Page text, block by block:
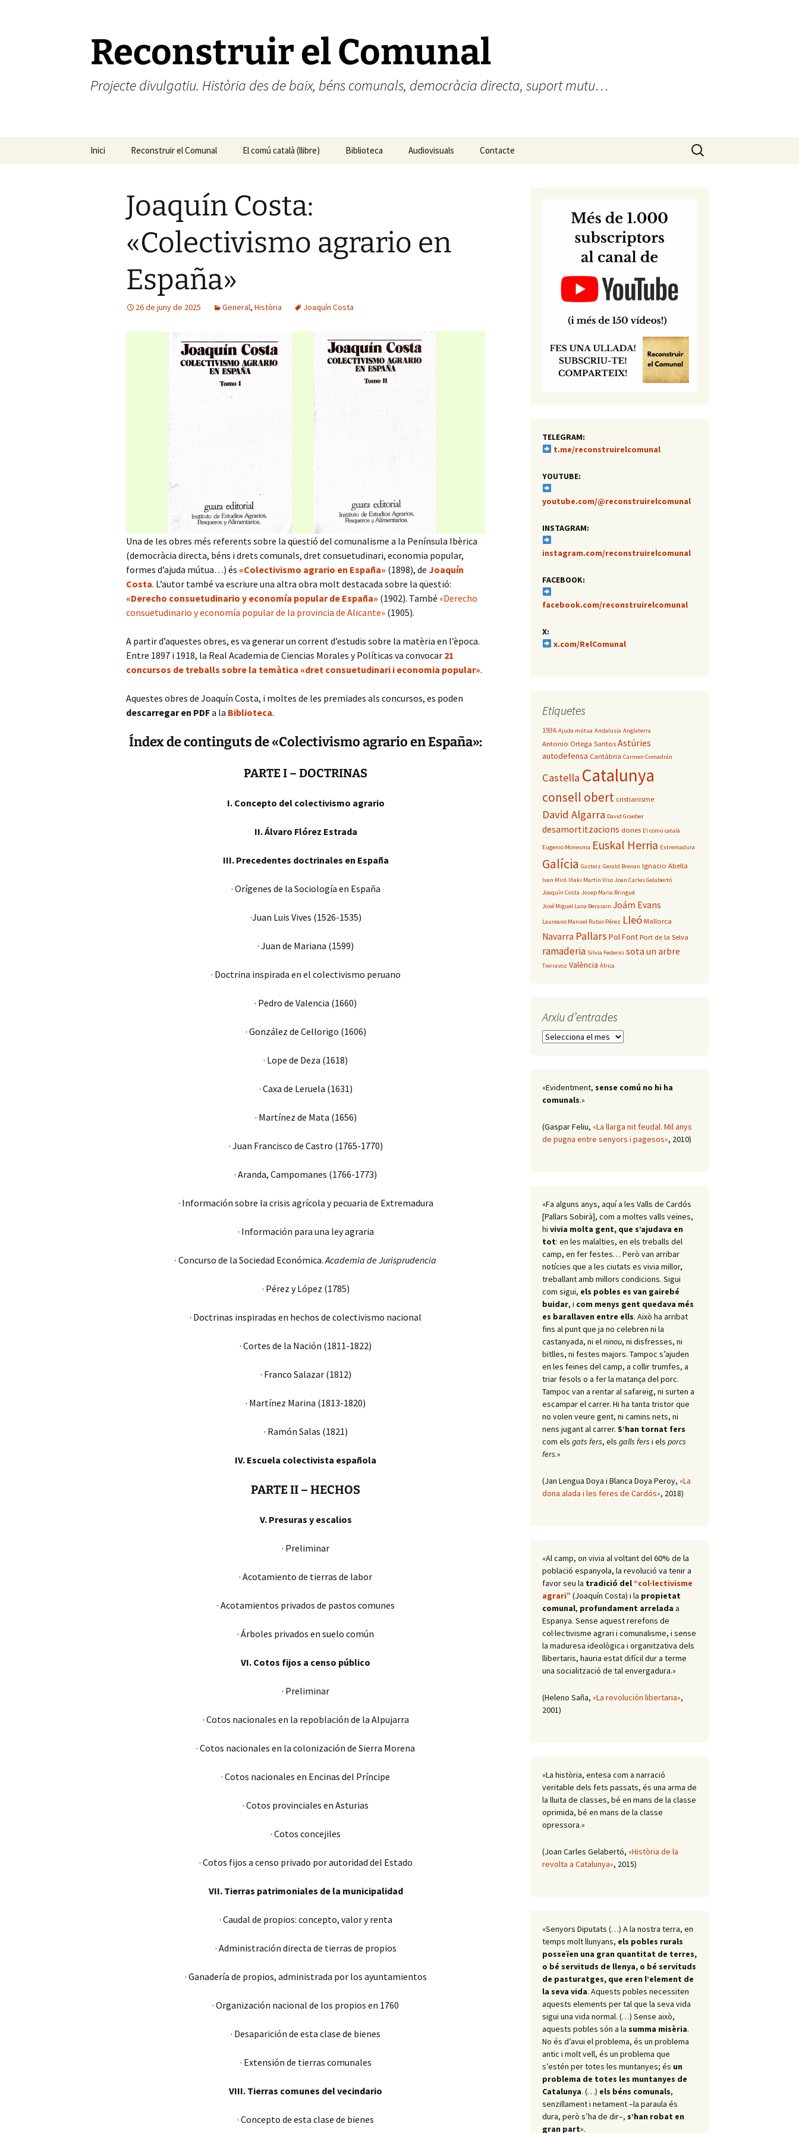
Reconstruir el Comunal
Projecte divulgatiu. Història des de baix, béns comunals, democràcia directa, suport mutu…
Inici Reconstruir el Comunal El comú català (llibre) Biblioteca Audiovisuals Contacte
Cerca:
Joaquín Costa:
«Colectivismo agrario en
España»
26 de juny de 2025 General, Història Joaquín Costa
Una de les obres més referents sobre la qüestió del comunalisme a la Península Ibèrica
(democràcia directa, béns i drets comunals, dret consuetudinari, economia popular,
formes d’ajuda mútua…) és «Colectivismo agrario en España» (1898), de Joaquín
Costa. L’autor també va escriure una altra obra molt destacada sobre la qüestió:
«Derecho consuetudinario y economía popular de España» (1902). També «Derecho
consuetudinario y economía popular de la provincia de Alicante» (1905).
A partir d’aquestes obres, es va generar un corrent d’estudis sobre la matèria en l’època.
Entre 1897 i 1918, la Real Academia de Ciencias Morales y Políticas va convocar 21
concursos de treballs sobre la temàtica «dret consuetudinari i economia popular».
Aquestes obres de Joaquín Costa, i moltes de les premiades als concursos, es poden
descarregar en PDFa la Biblioteca.
Índex de continguts de «Colectivismo agrario en España»:
PARTE I – DOCTRINAS
I. Concepto del colectivismo agrario
II. Álvaro Flórez Estrada
III. Precedentes doctrinales en España
· Orígenes de la Sociología en España
·Juan Luis Vives (1526-1535)
· Juan de Mariana (1599)
· Doctrina inspirada en el colectivismo peruano
· Pedro de Valencia (1660)
· González de Cellorigo (1606)
· Lope de Deza (1618)
· Caxa de Leruela (1631)
· Martínez de Mata (1656)
· Juan Francisco de Castro (1765-1770)
· Aranda, Campomanes (1766-1773)
· Información sobre la crisis agrícola y pecuaria de Extremadura
· Información para una ley agraria
· Concurso de la Sociedad Económica.Academia de Jurisprudencia
· Pérez y López (1785)
· Doctrinas inspiradas en hechos de colectivismo nacional
· Cortes de la Nación (1811-1822)
· Franco Salazar (1812)
· Martínez Marina (1813-1820)
· Ramón Salas (1821)
IV. Escuela colectivista española
PARTE II – HECHOS
V. Presuras y escalios
· Preliminar
· Acotamiento de tierras de labor
· Acotamientos privados de pastos comunes
· Árboles privados en suelo común
VI. Cotos fijos a censo público
· Preliminar
· Cotos nacionales en la repoblación de la Alpujarra
· Cotos nacionales en la colonización de Sierra Morena
· Cotos nacionales en Encinas del Príncipe
· Cotos provinciales en Asturias
· Cotos concejiles
· Cotos fijos a censo privado por autoridad del Estado
VII. Tierras patrimoniales de la municipalidad
· Caudal de propios: concepto, valor y renta
· Administración directa de tierras de propios
· Ganadería de propios, administrada por los ayuntamientos
· Organización nacional de los propios en 1760
· Desaparición de esta clase de bienes
· Extensión de tierras comunales
VIII. Tierras comunes del vecindario
· Concepto de esta clase de bienes
TELEGRAM:
t.me/reconstruirelcomunal
YOUTUBE:
youtube.com/@reconstruirelcomunal
INSTAGRAM:
instagram.com/reconstruirelcomunal
FACEBOOK:
facebook.com/reconstruirelcomunal
X:
x.com/RelComunal
Etiquetes
1936 Ajuda mútua Andalusia Anglaterra
Antonio Ortega Santos Astúries
autodefensa Cantàbria Carmen Comadrán
Castella Catalunya
consell obert cristianisme
David Algarra David Graeber
desamortitzacions dones El comú català
Eugenio Monesma Euskal Herria Extremadura
Galícia Gasteiz Gerald Brenan Ignacio Abella
Ivan Miró Iñaki Martín Viso Joan Carles Gelabertó
Joaquín Costa Josep Maria Bringué
José Miguel Lana Berasain Joám Evans
Laureano Manuel Rubio Pérez Lleó Mallorca
Navarra Pallars Pol Font Port de la Selva
ramaderia Silvia Federici sota un arbre
Tierravoz València Àfrica
Arxiu d’entrades
Arxiu
«Evidentment, sense comú no hi ha
comunals.»
(Gaspar Feliu, «La llarga nit feudal. Mil anys
de pugna entre senyors i pagesos», 2010)
«Fa alguns anys, aquí a les Valls de Cardós
[Pallars Sobirà], com a moltes valls veïnes,
hi vivia molta gent, que s’ajudava en
tot: en les malalties, en els treballs del
camp, en fer festes… Però van arribar
notícies que a les ciutats es vivia millor,
treballant amb millors condicions. Sigui
com sigui, els pobles es van gairebé
buidar, i com menys gent quedava més
es barallaven entre ells. Això ha arribat
fins al punt que ja no celebren ni la
castanyada, ni elninou, ni disfresses, ni
bitlles, ni festes majors. Tampoc s’ajuden
en les feines del camp, a collir trumfes, a
triar fesols o a fer la matança del porc.
Tampoc van a rentar al safareig, ni surten a
escampar el carrer. Hi ha tanta tristor que
no volen veure gent, ni camins nets, ni
nens jugant al carrer. S’han tornat fers
com els gats fers, els galls fers i els porcs
fers.»
(Jan Lengua Doya i Blanca Doya Peroy, «La
dona alada i les feres de Cardós», 2018)
«Al camp, on vivia al voltant del 60% de la
població espanyola, la revolució va tenir a
favor seu la tradició del “col·lectivisme
agrari” (Joaquín Costa) i la propietat
comunal, profundament arrelada a
Espanya. Sense aquest rerefons de
col·lectivisme agrari i comunalisme, i sense
la maduresa ideològica i organitzativa dels
llibertaris, hauria estat difícil dur a terme
una socialització de tal envergadura.»
(Heleno Saña, «La revolución libertaria»,
2001)
«La història, entesa com a narració
veritable dels fets passats, és una arma de
la lluita de classes, bé en mans de la classe
oprimida, bé en mans de la classe
opressora.»
(Joan Carles Gelabertó, «Història de la
revolta a Catalunya», 2015)
«Senyors Diputats (…) A la nostra terra, en
temps molt llunyans, els pobles rurals
posseïen una gran quantitat de terres,
o bé servituds de llenya, o bé servituds
de pasturatges, que eren l’element de
la seva vida. Aquests pobles necessiten
aquests elements per tal que la seva vida
sigui una vida normal. (…) Sense això,
aquests pobles són a la summa misèria.
No és d’avui el problema, és un problema
antic i molt vell, és un problema que
s’estén per totes les muntanyes; és un
problema de totes les muntanyes de
Catalunya. (…) els béns comunals,
senzillament i netament –la paraula és
dura, però s’ha de dir–, s’han robat en
gran part».